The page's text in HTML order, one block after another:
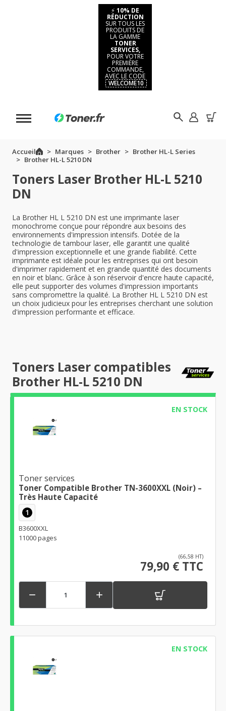
⚡ 10% DE
RÉDUCTION
SUR TOUS LES
PRODUITS DE
LA GAMME
TONER
SERVICES,
POUR VOTRE
PREMIÈRE
COMMANDE,
AVEC LE CODE
WELCOME10
Accueil Marques Brother
Brother HL-L Series
Brother HL-L 5210 DN
Toners Laser Brother HL-L 5210
DN
La Brother HL L 5210 DN est une imprimante laser
monochrome conçue pour répondre aux besoins des
environnements d'impression intensifs. Dotée de la
technologie de tambour laser, elle garantit une qualité
d'impression exceptionnelle et une grande fiabilité. Cette
imprimante est idéale pour les entreprises qui ont besoin
d'imprimer rapidement et en grande quantité des documents
en noir et blanc. Grâce à son réservoir d'encre haute capacité,
elle peut supporter des volumes d'impression importants
sans compromettre la qualité. La Brother HL L 5210 DN est
un choix judicieux pour les entreprises cherchant une solution
d'impression performante et efficace.
Toners Laser compatibles
Brother HL-L 5210 DN
EN STOCK
Toner services
Toner Compatible Brother TN-3600XXL (Noir) –
Très Haute Capacité
1
B3600XXL
11000 pages
(66,58 HT)
79,90 € TTC
 
EN STOCK